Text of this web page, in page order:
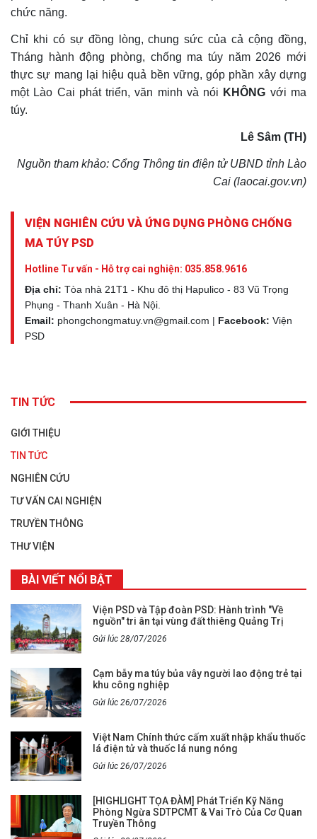
chức năng.
Chỉ khi có sự đồng lòng, chung sức của cả cộng đồng,
Tháng hành động phòng, chống ma túy năm 2026 mới
thực sự mang lại hiệu quả bền vững, góp phần xây dựng
một Lào Cai phát triển, văn minh và nói KHÔNG với ma
túy.
Lê Sâm (TH)
Nguồn tham khảo: Cổng Thông tin điện tử UBND tỉnh Lào
Cai (laocai.gov.vn)
VIỆN NGHIÊN CỨU VÀ ỨNG DỤNG PHÒNG CHỐNG
MA TÚY PSD
Hotline Tư vấn - Hỗ trợ cai nghiện: 035.858.9616
Địa chỉ: Tòa nhà 21T1 - Khu đô thị Hapulico - 83 Vũ Trọng
Phụng - Thanh Xuân - Hà Nội.
Email: phongchongmatuy.vn@gmail.com | Facebook: Viện
PSD
TIN TỨC
GIỚI THIỆU
TIN TỨC
NGHIÊN CỨU
TƯ VẤN CAI NGHIỆN
TRUYỀN THÔNG
THƯ VIỆN
BÀI VIẾT NỔI BẬT
Viện PSD và Tập đoàn PSD: Hành trình "Về
nguồn" tri ân tại vùng đất thiêng Quảng Trị
Gửi lúc 28/07/2026
Cạm bẫy ma túy bủa vây người lao động trẻ tại
khu công nghiệp
Gửi lúc 26/07/2026
Việt Nam Chính thức cấm xuất nhập khẩu thuốc
lá điện tử và thuốc lá nung nóng
Gửi lúc 26/07/2026
[HIGHLIGHT TỌA ĐÀM] Phát Triển Kỹ Năng
Phòng Ngừa SDTPCMT & Vai Trò Của Cơ Quan
Truyền Thông